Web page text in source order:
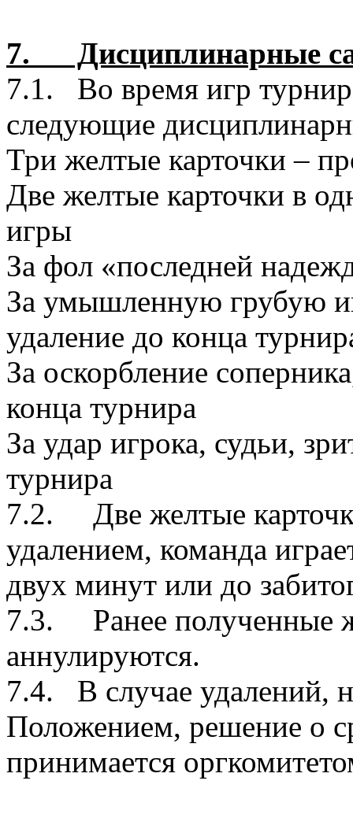
7. Дисциплинарные
7.1. Во время игр
следующие
Три желтые карточки –
Две желтые карточки в
игры
За фол «последней
За умышленную грубую
удаление до конца
За оскорбление
конца турнира
За удар игрока, судьи,
турнира
7.2. Две желтые
удалением, команда
двух минут или до
7.3. Ранее полученные
аннулируются.
7.4. В случае удалений,
Положением, решение о
принимается